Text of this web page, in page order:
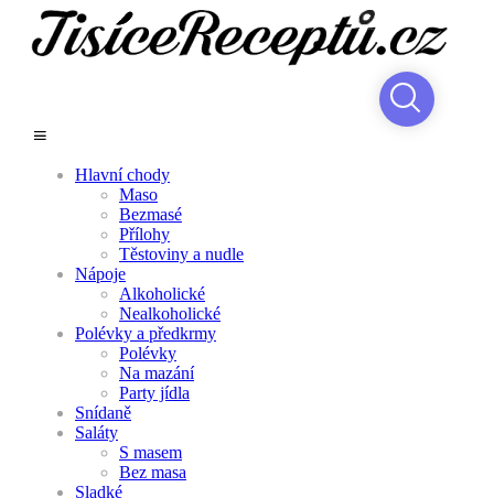
Hlavní chody
Maso
Bezmasé
Přílohy
Těstoviny a nudle
Nápoje
Alkoholické
Nealkoholické
Polévky a předkrmy
Polévky
Na mazání
Party jídla
Snídaně
Saláty
S masem
Bez masa
Sladké